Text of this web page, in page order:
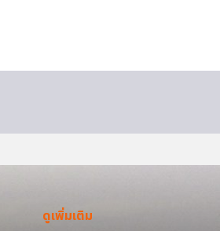
ดูเพิ่มเติม